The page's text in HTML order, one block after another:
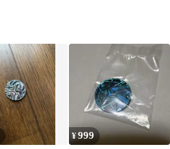
¥999